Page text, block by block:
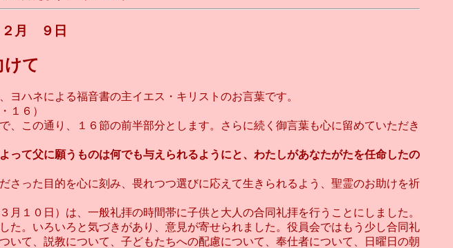
月 ９日
けて
ハネによる福音書の主イエス・キリストのお言葉です。
１６）
この通り、１６節の前半部分とします。さらに続く御言葉も心に留めていただき
て父に願うものは何でも与えられるようにと、わたしがあなたがたを任命したの
った目的を心に刻み、畏れつつ選びに応えて生きられるよう、聖霊のお助けを祈
１０日）は、一般礼拝の時間帯に子供と大人の合同礼拝を行うことにしました。
。いろいろと気づきがあり、意見が寄せられました。役員会ではもう少し合同礼
て、説教について、子どもたちへの配慮について、奉仕者について、日曜日の朝